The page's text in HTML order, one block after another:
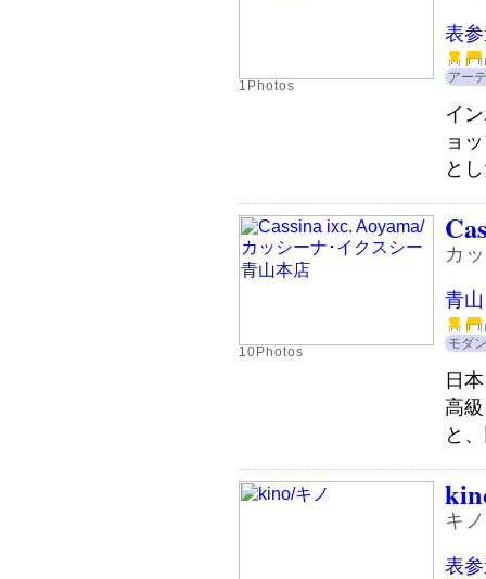
1Photos
表
アー
イ
ョ
と
10Photos
カ
青
モダン
日
高
と
キノ
表